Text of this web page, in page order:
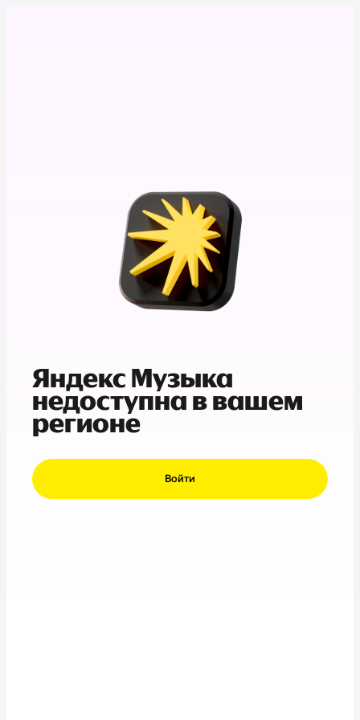
Яндекс Музыка
недоступна в вашем
регионе
Войти